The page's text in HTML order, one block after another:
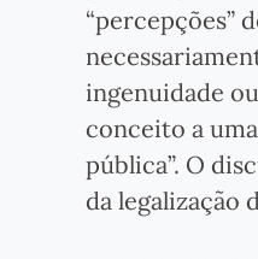
“percepções”
ingenuidade
conceito a
pública”. O
da legalização